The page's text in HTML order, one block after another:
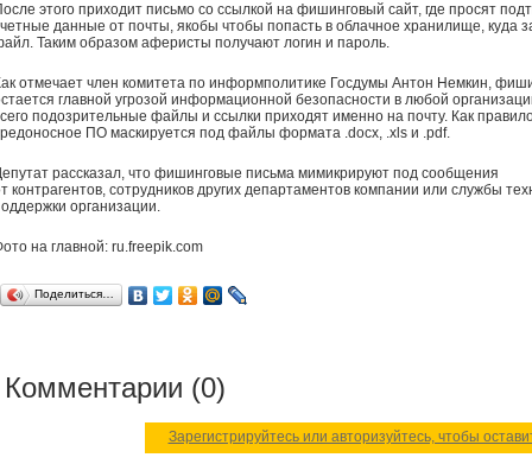
этого приходит письмо со ссылкой на фишинговый сайт, где просят
данные от почты, якобы чтобы попасть в облачное хранилище, куда
Таким образом аферисты получают логин и пароль.
отмечает член комитета по информполитике Госдумы Антон Немкин,
главной угрозой информационной безопасности в любой
подозрительные файлы и ссылки приходят именно на почту. Как
ПО маскируется под файлы формата .docx, .xls и .pdf.
рассказал, что фишинговые письма мимикрируют под сообщения
контрагентов, сотрудников других департаментов компании или службы
организации.
на главной: ru.freepik.com
Поделиться…
Комментарии (0)
Зарегистрируйтесь или авторизуйтесь, чтобы